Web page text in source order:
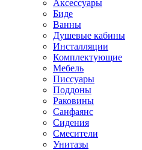
Аксессуары
Биде
Ванны
Душевые кабины
Инсталляции
Комплектующие
Мебель
Писсуары
Поддоны
Раковины
Санфаянс
Сидения
Смесители
Унитазы